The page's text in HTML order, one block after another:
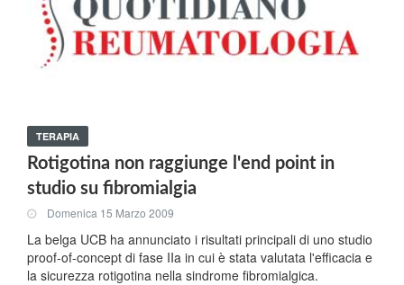
TERAPIA
Rotigotina non raggiunge l'end point in
studio su fibromialgia
Domenica 15 Marzo 2009
La belga UCB ha annunciato i risultati principali di uno studio
proof-of-concept di fase IIa in cui è stata valutata l'efficacia e
la sicurezza rotigotina nella sindrome fibromialgica.